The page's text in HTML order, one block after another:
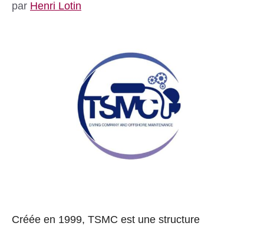
par Henri Lotin
Créée en 1999, TSMC est une structure